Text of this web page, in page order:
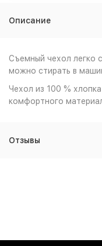
Описание
Съемный чехол легко
можно стирать в
Чехол из 100 %
комфортного
Отзывы